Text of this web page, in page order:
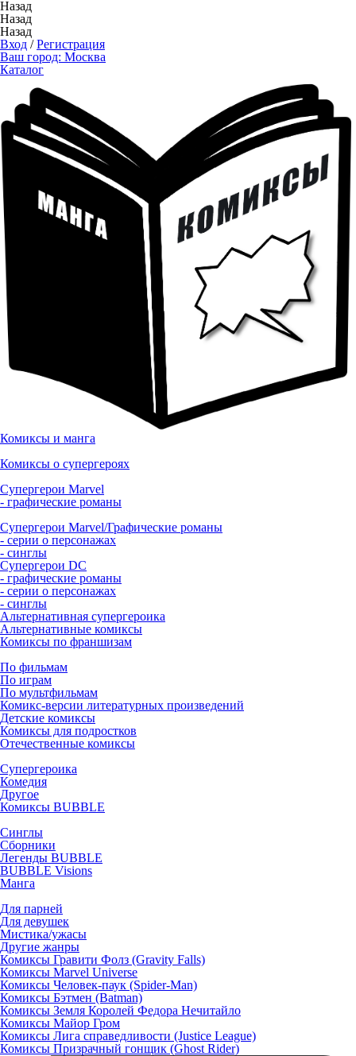
Назад
Назад
Назад
Вход /Регистрация
Ваш город: Москва
Каталог
Комиксы и манга
Комиксы о супергероях
Супергерои Marvel
- графические романы
Супергерои Marvel/Графические романы
- серии о персонажах
- синглы
Супергерои DC
- графические романы
- серии о персонажах
- синглы
Альтернативная супергероика
Альтернативные комиксы
Комиксы по франшизам
По фильмам
По играм
По мультфильмам
Комикс-версии литературных произведений
Детские комиксы
Комиксы для подростков
Отечественные комиксы
Супергероика
Комедия
Другое
Комиксы BUBBLE
Синглы
Сборники
Легенды BUBBLE
BUBBLE Visions
Манга
Для парней
Для девушек
Мистика/ужасы
Другие жанры
Комиксы Гравити Фолз (Gravity Falls)
Комиксы Marvel Universe
Комиксы Человек-паук (Spider-Man)
Комиксы Бэтмен (Batman)
Комиксы Земля Королей Федора Нечитайло
Комиксы Майор Гром
Комиксы Лига справедливости (Justice League)
Комиксы Призрачный гонщик (Ghost Rider)